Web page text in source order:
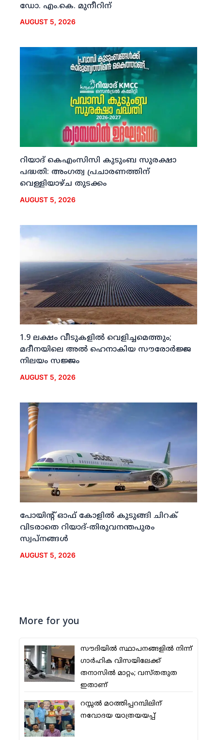
ഡോ. എം.കെ. മുനീറിന്
AUGUST 5, 2026
റിയാദ് കെഎംസിസി കുടുംബ സുരക്ഷാ
പദ്ധതി: അംഗത്വ പ്രചാരണത്തിന്
വെള്ളിയാഴ്ച തുടക്കം
AUGUST 5, 2026
1.9 ലക്ഷം വീടുകളില്‍ വെളിച്ചമെത്തും;
മദീനയിലെ അല്‍ ഹെനാകിയ സൗരോര്‍ജ്ജ
നിലയം സജ്ജം
AUGUST 5, 2026
പോയിന്റ് ഓഫ് കോളില്‍ കുടുങ്ങി ചിറക്
വിടരാതെ റിയാദ്-തിരുവനന്തപുരം
സ്വപ്നങ്ങള്‍
AUGUST 5, 2026
More for you
സൗദിയില്‍ സ്ഥാപനങ്ങളില്‍ നിന്ന്
ഗാര്‍ഹിക വിസയിലേക്ക്
തനാസില്‍ മാറ്റം; വസ്തതുത
ഇതാണ്
റസ്സല്‍ മഠത്തിപ്പറമ്പിലിന്
നവോദയ യാത്രയയപ്പ്